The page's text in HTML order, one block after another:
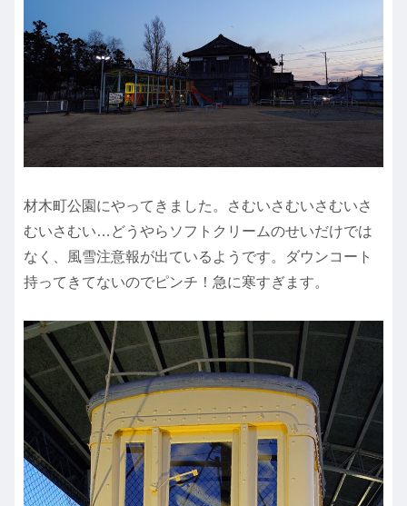
材木町公園にやってきました。さむいさむいさむいさ
むいさむい…どうやらソフトクリームのせいだけでは
なく、風雪注意報が出ているようです。ダウンコート
持ってきてないのでピンチ！急に寒すぎます。